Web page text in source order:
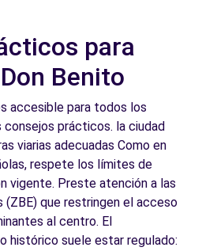
para
Benito
accesible para todos los
prácticos. la ciudad
viarias adecuadas Como en
respete los límites de
vigente. Preste atención a las
(ZBE) que restringen el acceso
al centro. El
histórico suele estar regulado: